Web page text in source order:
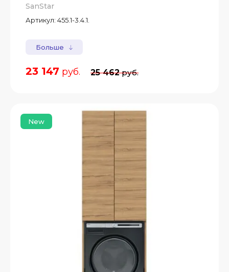
SanStar
Артикул: 455.1-3.4.1.
Больше
23 147 руб. 25 462 руб.
New